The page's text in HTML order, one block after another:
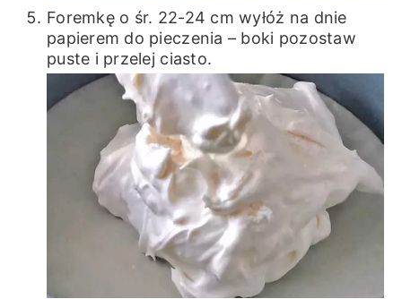
Foremkę o śr. 22-24 cm wyłóż na dnie
papierem do pieczenia – boki pozostaw
puste i przelej ciasto.